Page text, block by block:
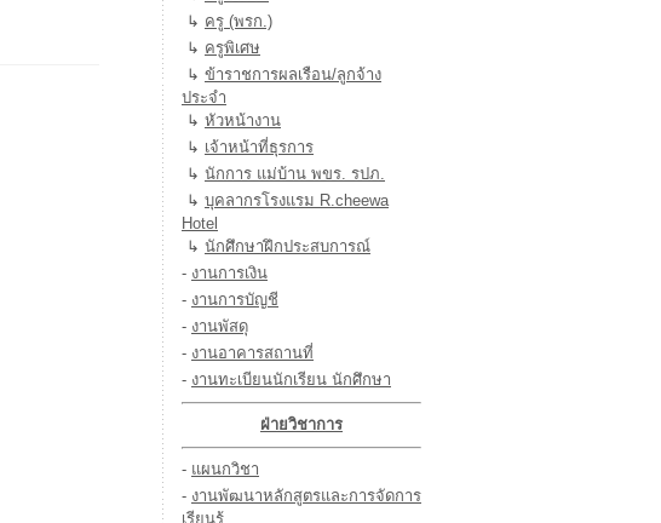
↳ ครู (พรก.)
↳ ครูพิเศษ
↳ ข้าราชการผลเรือน/ลูกจ้าง
ประจำ
↳ หัวหน้างาน
↳ เจ้าหน้าที่ธุรการ
↳ นักการ แม่บ้าน พขร. รปภ.
↳ บุคลากรโรงแรม R.cheewa
Hotel
↳ นักศึกษาฝึกประสบการณ์
- งานการเงิน
- งานการบัญชี
- งานพัสดุ
- งานอาคารสถานที่
- งานทะเบียนนักเรียน นักศึกษา
ฝ่ายวิชาการ
- แผนกวิชา
- งานพัฒนาหลักสูตรและการจัดการ
เรียนรู้